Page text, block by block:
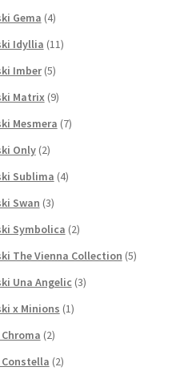
Gema (4)
Idyllia (11)
Imber (5)
Matrix (9)
Mesmera (7)
Only (2)
Sublima (4)
Swan (3)
Symbolica (2)
The Vienna Collection (5)
Una Angelic (3)
x Minions (1)
(2)
(2)